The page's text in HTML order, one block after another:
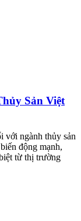
Sản Việt
với ngành thủy sản
động mạnh,
từ thị trường